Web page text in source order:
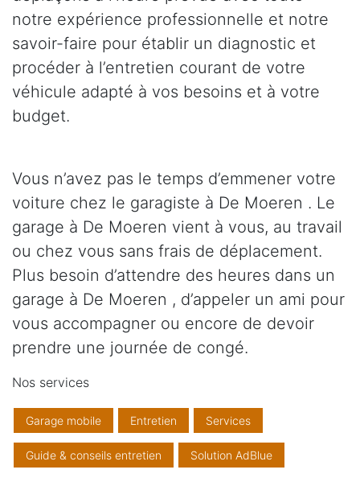
notre expérience professionnelle et notre
savoir-faire pour établir un diagnostic et
procéder à l’entretien courant de votre
véhicule adapté à vos besoins et à votre
budget.
Vous n’avez pas le temps d’emmener votre
voiture chez le garagiste à De Moeren . Le
garage à De Moeren vient à vous, au travail
ou chez vous sans frais de déplacement.
Plus besoin d’attendre des heures dans un
garage à De Moeren , d’appeler un ami pour
vous accompagner ou encore de devoir
prendre une journée de congé.
Nos services
Garage mobile Entretien Services
Guide & conseils entretien Solution AdBlue